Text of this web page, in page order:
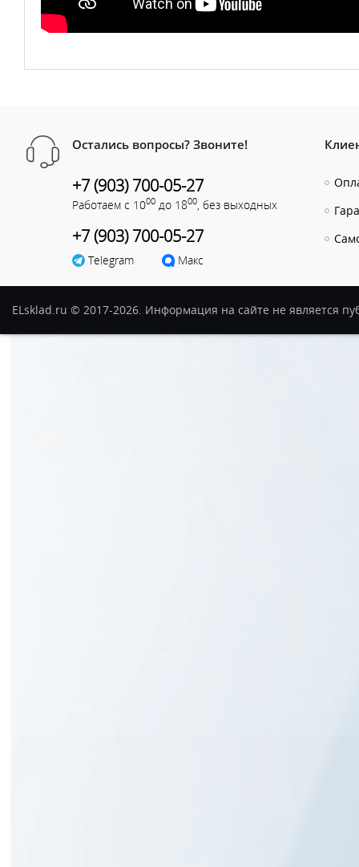
Остались вопросы? Звоните!
+7 (903) 700-05-27
Работаем с 1000 до 1800 , без выходных
+7 (903) 700-05-27
Telegram Макс
ELsklad.ru © 2017-2026. Информация на сайте не является